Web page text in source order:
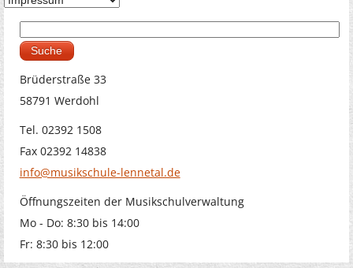
Suchformular
Brüderstraße 33
58791 Werdohl
Tel. 02392 1508
Fax 02392 14838
info@musikschule-lennetal.de
Öffnungszeiten der Musikschulverwaltung
Mo - Do: 8:30 bis 14:00
Fr: 8:30 bis 12:00